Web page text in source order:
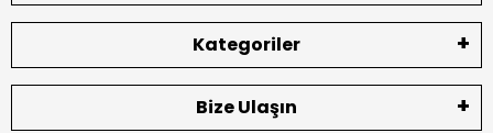
Kategoriler
Bize Ulaşın